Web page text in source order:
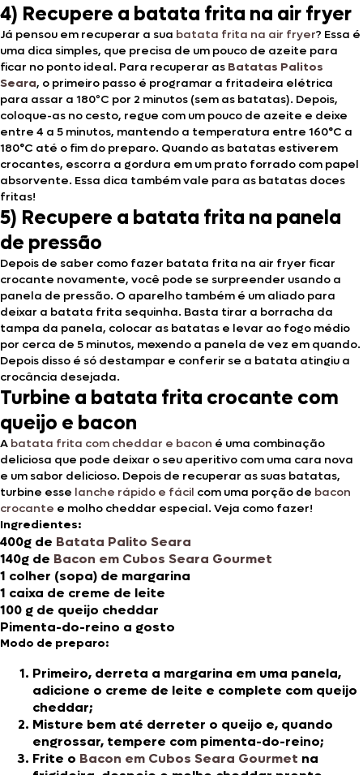
4) Recupere a batata frita na air fryer
Já pensou em recuperar a sua batata frita na air fryer? Essa é
uma dica simples, que precisa de um pouco de azeite para
ficar no ponto ideal. Para recuperar as Batatas Palitos
Seara, o primeiro passo é programar a fritadeira elétrica
para assar a 180ºC por 2 minutos (sem as batatas). Depois,
coloque-as no cesto, regue com um pouco de azeite e deixe
entre 4 a 5 minutos, mantendo a temperatura entre 160°C a
180°C até o fim do preparo. Quando as batatas estiverem
crocantes, escorra a gordura em um prato forrado com papel
absorvente. Essa dica também vale para as batatas doces
fritas!
5) Recupere a batata frita na panela
de pressão
Depois de saber como fazer batata frita na air fryer ficar
crocante novamente, você pode se surpreender usando a
panela de pressão. O aparelho também é um aliado para
deixar a batata frita sequinha. Basta tirar a borracha da
tampa da panela, colocar as batatas e levar ao fogo médio
por cerca de 5 minutos, mexendo a panela de vez em quando.
Depois disso é só destampar e conferir se a batata atingiu a
crocância desejada.
Turbine a batata frita crocante com
queijo e bacon
A batata frita com cheddar e bacon é uma combinação
deliciosa que pode deixar o seu aperitivo com uma cara nova
e um sabor delicioso. Depois de recuperar as suas batatas,
turbine esse lanche rápido e fácil com uma porção de bacon
crocante e molho cheddar especial. Veja como fazer!
Ingredientes:
400g de Batata Palito Seara
140g de Bacon em Cubos Seara Gourmet
1 colher (sopa) de margarina
1 caixa de creme de leite
100 g de queijo cheddar
Pimenta-do-reino a gosto
Modo de preparo:
Primeiro, derreta a margarina em uma panela,
adicione o creme de leite e complete com queijo
cheddar;
Misture bem até derreter o queijo e, quando
engrossar, tempere com pimenta-do-reino;
Frite o Bacon em Cubos Seara Gourmet na